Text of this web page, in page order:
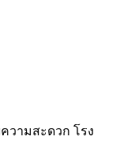
วามสะดวก โรง